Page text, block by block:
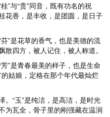
”与“贵”同音，既有功名的祝
花香，是丰收，是团圆，是日子
”是花草的香气，也是美德的流
四方，被人记住，被人称道。
”是青春最美的样子，也是生命
的姑娘，定格在那个年代最灿烂
。“玉”是纯洁，是高洁，是时光
为瓦全，骨子里的刚强藏在温润